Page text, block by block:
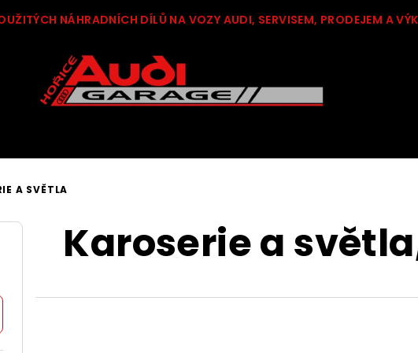
NÁHRADNÍCH DÍLŮ NA VOZY AUDI, SERVISEM, PRODEJEM A
A SVĚTLA
Karoserie a světla